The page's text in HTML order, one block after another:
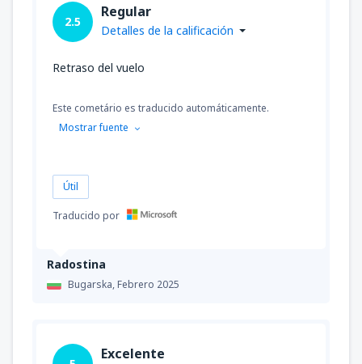
Radostina
Bugarska,Febrero 2025
2.5
Regular
Detalles de la calificación
Retraso del vuelo
Este cometário es traducido automáticamente.
Mostrar fuente
Útil
Traducido por
Excelente